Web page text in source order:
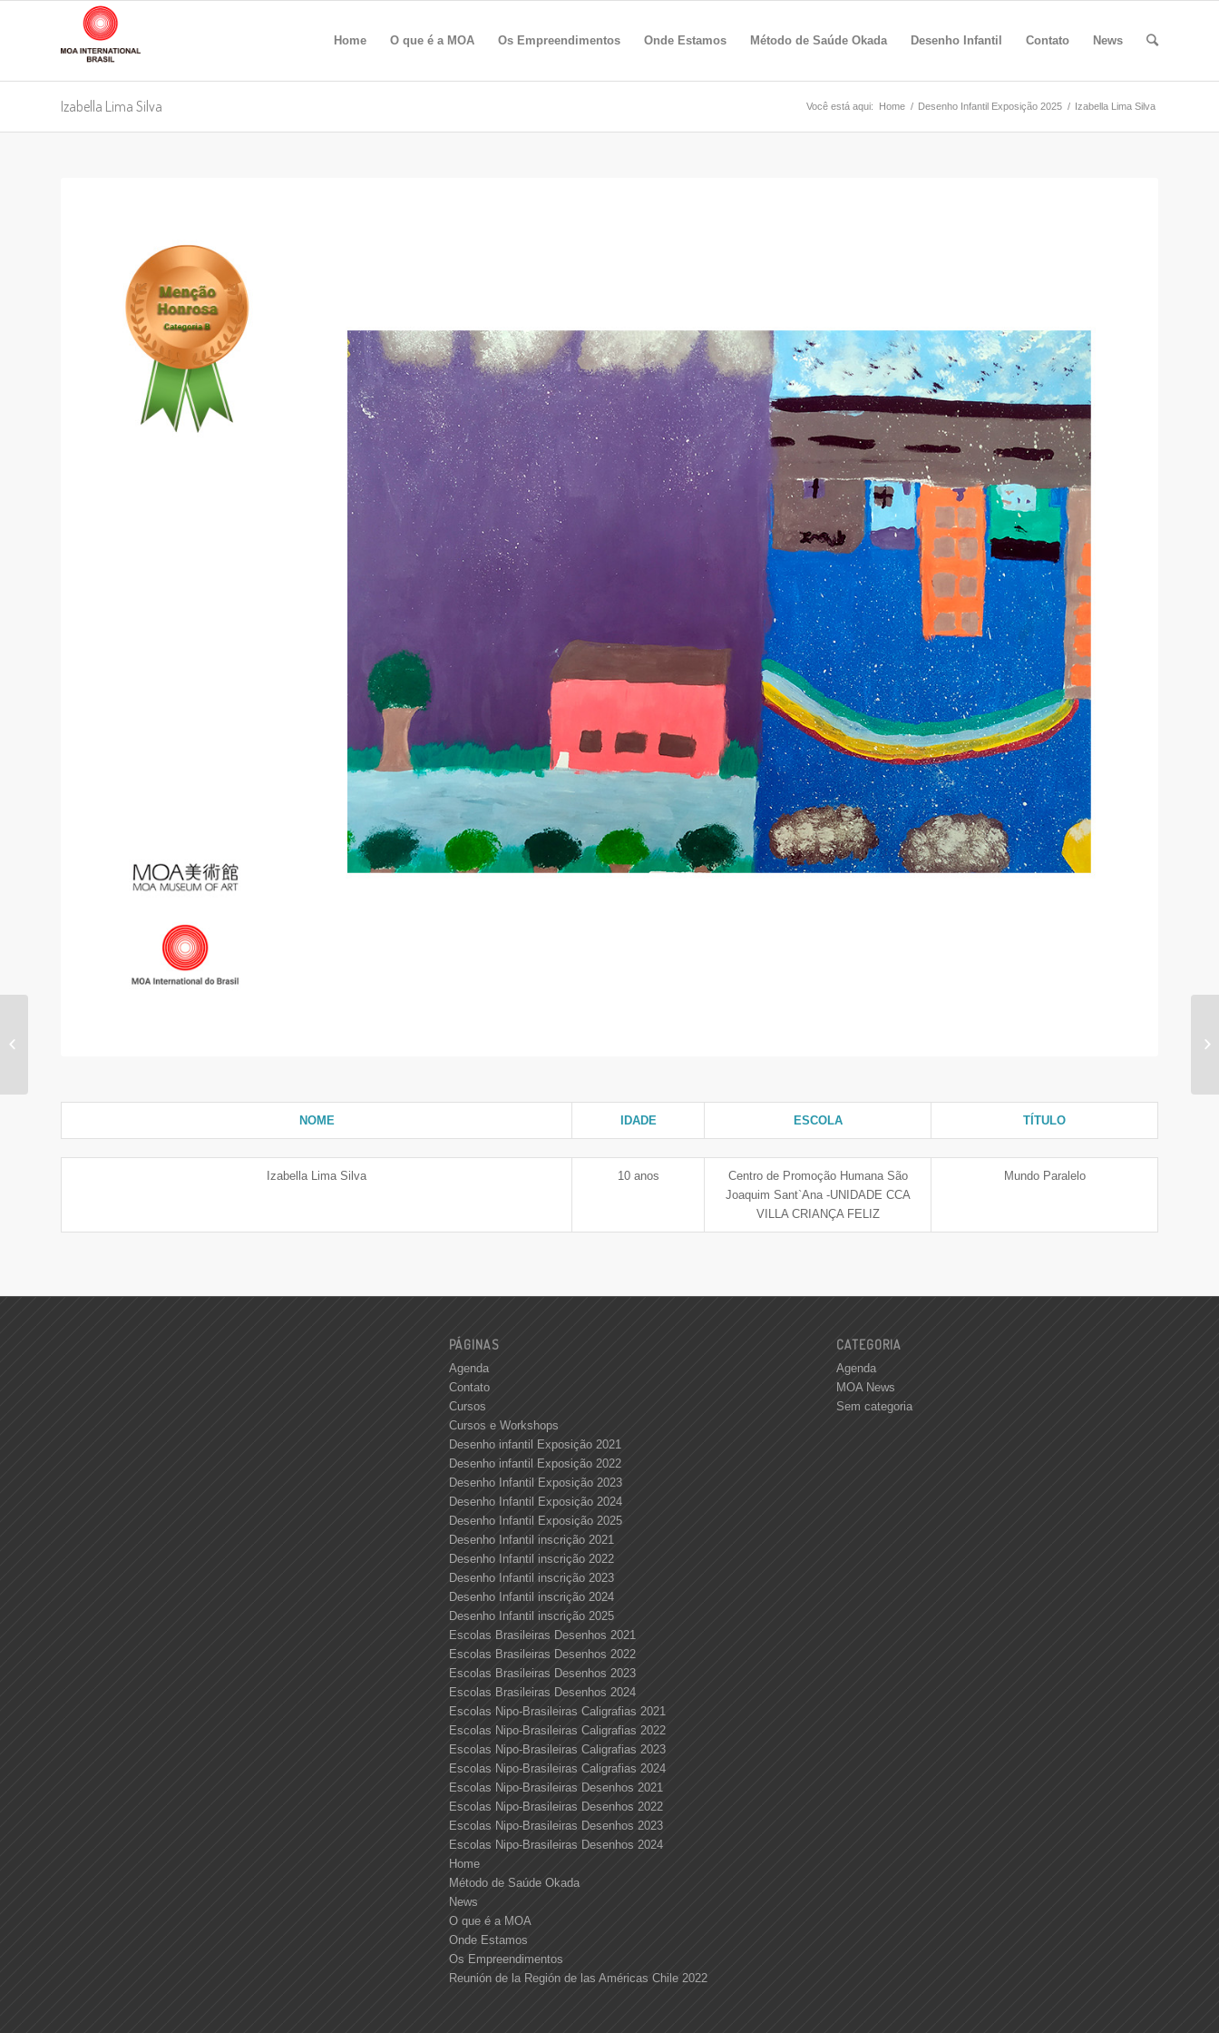
Home O que é a MOA Os Empreendimentos Onde Estamos Método de Saúde Okada Desenho Infantil Contato News
Izabella Lima Silva Você está aqui: Home / Desenho Infantil Exposição 2025 / Izabella Lima Silva
NOME IDADE ESCOLA TÍTULO
Izabella Lima Silva 10 anos
Centro de Promoção Humana São
Joaquim Sant`Ana -UNIDADE CCA
VILLA CRIANÇA FELIZ
Mundo Paralelo
PÁGINAS
Agenda
Contato
Cursos
Cursos e Workshops
Desenho infantil Exposição 2021
Desenho infantil Exposição 2022
Desenho Infantil Exposição 2023
Desenho Infantil Exposição 2024
Desenho Infantil Exposição 2025
Desenho Infantil inscrição 2021
Desenho Infantil inscrição 2022
Desenho Infantil inscrição 2023
Desenho Infantil inscrição 2024
Desenho Infantil inscrição 2025
Escolas Brasileiras Desenhos 2021
Escolas Brasileiras Desenhos 2022
Escolas Brasileiras Desenhos 2023
Escolas Brasileiras Desenhos 2024
Escolas Nipo-Brasileiras Caligrafias 2021
Escolas Nipo-Brasileiras Caligrafias 2022
Escolas Nipo-Brasileiras Caligrafias 2023
Escolas Nipo-Brasileiras Caligrafias 2024
Escolas Nipo-Brasileiras Desenhos 2021
Escolas Nipo-Brasileiras Desenhos 2022
Escolas Nipo-Brasileiras Desenhos 2023
Escolas Nipo-Brasileiras Desenhos 2024
Home
Método de Saúde Okada
News
O que é a MOA
Onde Estamos
Os Empreendimentos
Reunión de la Región de las Américas Chile 2022
CATEGORIA
Agenda
MOA News
Sem categoria